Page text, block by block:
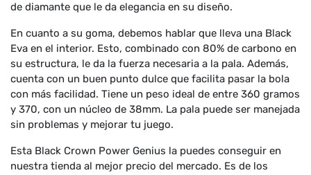
de diamante que le da elegancia en su diseño.
En cuanto a su goma, debemos hablar que lleva una Black
Eva en el interior. Esto, combinado con 80% de carbono en
su estructura, le da la fuerza necesaria a la pala. Además,
cuenta con un buen punto dulce que facilita pasar la bola
con más facilidad. Tiene un peso ideal de entre 360 gramos
y 370, con un núcleo de 38mm. La pala puede ser manejada
sin problemas y mejorar tu juego.
Esta Black Crown Power Genius la puedes conseguir en
nuestra tienda al mejor precio del mercado. Es de los